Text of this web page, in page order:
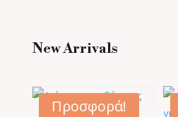
New Arrivals
Προσφορά!